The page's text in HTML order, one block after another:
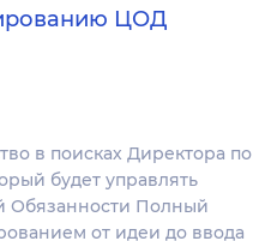
ЦОД
в поисках Директора по
будет управлять
Обязанности Полный
от идеи до ввода